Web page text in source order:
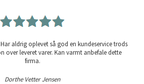
aldrig oplevet så god en kundeservice trods
over leveret varer. Kan varmt anbefale dette
firma.
Dorthe Vetter Jensen